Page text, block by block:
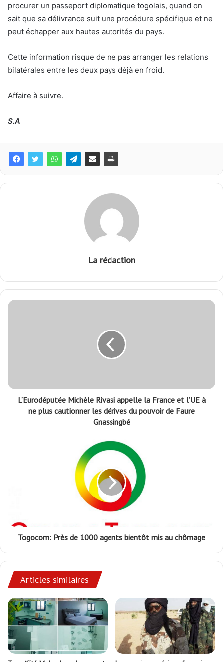
procurer un passeport diplomatique togolais, quand on
sait que sa délivrance suit une procédure spécifique et ne
peut échapper aux hautes autorités du pays.
Cette information risque de ne pas arranger les relations
bilatérales entre les deux pays déjà en froid.
Affaire à suivre.
S.A
La rédaction
L’Eurodéputée Michèle Rivasi appelle la France et l’UE à
ne plus cautionner les dérives du pouvoir de Faure
Gnassingbé
Togocom: Près de 1000 agents bientôt mis au chômage
Articles similaires